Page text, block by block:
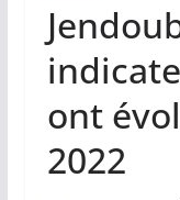
ont
2022